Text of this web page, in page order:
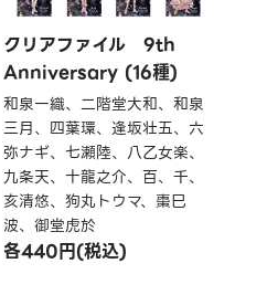
クリアファイル 9th
Anniversary (16種)
和泉一織、二階堂大和、和泉
三月、四葉環、逢坂壮五、六
弥ナギ、七瀬陸、八乙女楽、
九条天、十龍之介、百、千、
亥清悠、狗丸トウマ、棗巳
波、御堂虎於
各440円(税込)